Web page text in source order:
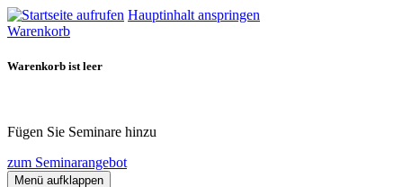
Hauptinhalt anspringen
Warenkorb
Warenkorb ist leer
Fügen Sie Seminare hinzu
zum Seminarangebot
Menü aufklappen